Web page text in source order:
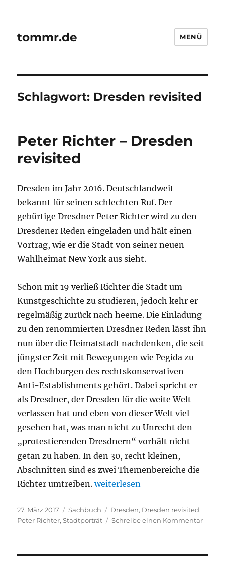
tommr.de MENÜ
Schlagwort: Dresden revisited
Peter Richter – Dresden
revisited
Dresden im Jahr 2016. Deutschlandweit
bekannt für seinen schlechten Ruf. Der
gebürtige Dresdner Peter Richter wird zu den
Dresdener Reden eingeladen und hält einen
Vortrag, wie er die Stadt von seiner neuen
Wahlheimat New York aus sieht.
Schon mit 19 verließ Richter die Stadt um
Kunstgeschichte zu studieren, jedoch kehr er
regelmäßig zurück nach heeme. Die Einladung
zu den renommierten Dresdner Reden lässt ihn
nun über die Heimatstadt nachdenken, die seit
jüngster Zeit mit Bewegungen wie Pegida zu
den Hochburgen des rechtskonservativen
Anti-Establishments gehört. Dabei spricht er
als Dresdner, der Dresden für die weite Welt
verlassen hat und eben von dieser Welt viel
gesehen hat, was man nicht zu Unrecht den
„protestierenden Dresdnern“ vorhält nicht
getan zu haben. In den 30, recht kleinen,
Abschnitten sind es zwei Themenbereiche die
Richter umtreiben.„Peter Richter – Dresden
weiterlesen
Veröffentlicht
am
27. März 2017 Kategorien
Sachbuch Schlagwörter
Dresden, Dresden revisited,
Peter Richter,Stadtporträt Schreibe einen Kommentarzu